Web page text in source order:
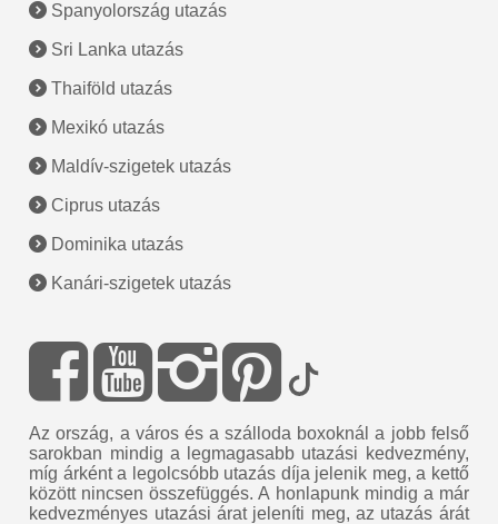
Spanyolország utazás
Sri Lanka utazás
Thaiföld utazás
Mexikó utazás
Maldív-szigetek utazás
Ciprus utazás
Dominika utazás
Kanári-szigetek utazás
Az ország, a város és a szálloda boxoknál a jobb felső
sarokban mindig a legmagasabb utazási kedvezmény,
míg árként a legolcsóbb utazás díja jelenik meg, a kettő
között nincsen összefüggés. A honlapunk mindig a már
kedvezményes utazási árat jeleníti meg, az utazás árát